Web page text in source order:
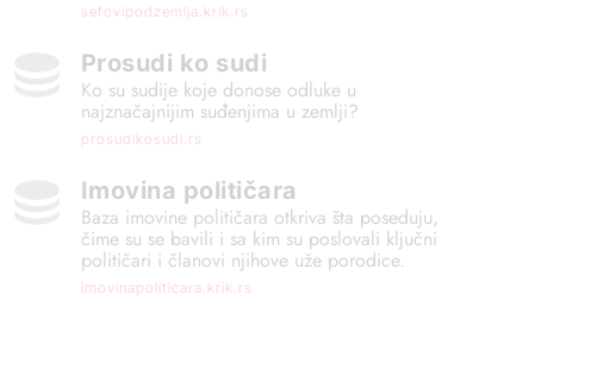
sefovipodzemlja.krik.rs
Prosudi ko sudi
Ko su sudije koje donose odluke u
najznačajnijim suđenjima u zemlji?
prosudikosudi.rs
Imovina političara
Baza imovine političara otkriva šta poseduju,
čime su se bavili i sa kim su poslovali ključni
političari i članovi njihove uže porodice.
imovinapoliticara.krik.rs